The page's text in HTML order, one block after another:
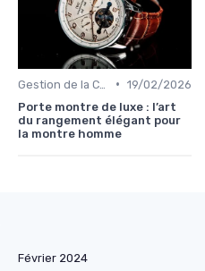
• 19/02/2026
Porte montre de luxe : l’art
du rangement élégant pour
la montre homme
Février 2024